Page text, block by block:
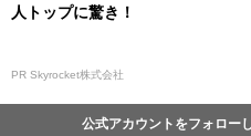
人トップに驚き！
PR Skyrocket株式会社
公式アカウントをフォロー